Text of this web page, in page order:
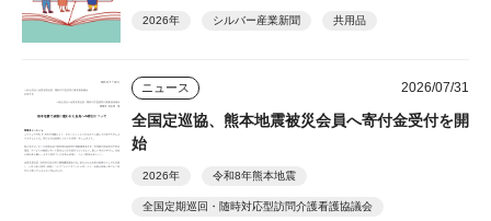
2026年 シルバー産業新聞 共用品
ニュース 2026/07/31
全国定巡協、熊本地震被災会員へ寄付金受付を開
始
2026年 令和8年熊本地震
全国定期巡回・随時対応型訪問介護看護協議会